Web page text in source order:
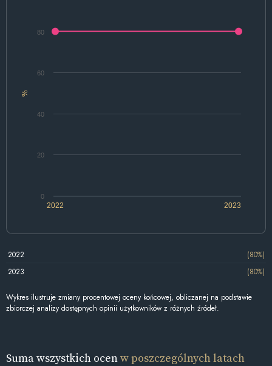
%
2022 2023
0
20
40
60
80
2022
(80%)
2023
(80%)
Wykres ilustruje zmiany procentowej oceny końcowej, obliczanej na podstawie
zbiorczej analizy dostępnych opinii użytkowników z różnych źródeł.
Suma wszystkich ocenw poszczególnych latach